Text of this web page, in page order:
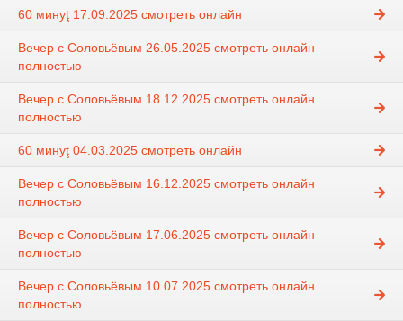
60 минуţ 17.09.2025 смотреть онлайн
Вечер с Соловьёвым 26.05.2025 смотреть онлайн
полностью
Вечер с Соловьёвым 18.12.2025 смотреть онлайн
полностью
60 минуţ 04.03.2025 смотреть онлайн
Вечер с Соловьёвым 16.12.2025 смотреть онлайн
полностью
Вечер с Соловьёвым 17.06.2025 смотреть онлайн
полностью
Вечер с Соловьёвым 10.07.2025 смотреть онлайн
полностью